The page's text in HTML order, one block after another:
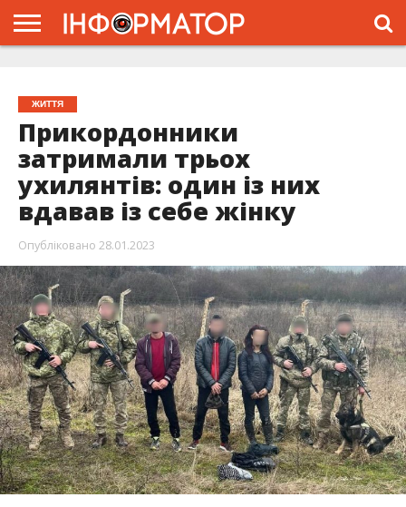
ЖИТТЯ
Прикордонники
затримали трьох
ухилянтів: один із них
вдавав із себе жінку
Опубліковано 28.01.2023